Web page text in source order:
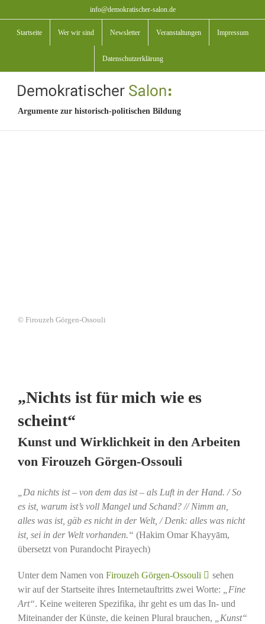
Inhalt
springen
info@demokratischer-salon.de
Startseite Wer wir sind Newsletter Veranstaltungen Impressum
Datenschutzerklärung
Argumente zur historisch-politischen Bildung
© Firouzeh Görgen-Ossouli
„Nichts ist für mich wie es
scheint“
Kunst und Wirklichkeit in den Arbeiten
von Firouzeh Görgen-Ossouli
„Da nichts ist – von dem das ist – als Luft in der Hand. / So
es ist, warum ist’s voll Mangel und Schand? // Nimm an,
alles was ist, gäb es nicht in der Welt, / Denk: alles was nicht
ist, sei in der Welt vorhanden.“ (Hakim Omar Khayyām,
übersetzt von Purandocht Pirayech)
Unter dem Namen von Firouzeh Görgen-Ossouli
sehen
wir auf der Startseite ihres Internetauftritts zwei Worte: „Fine
Art“. Keine weiteren Spezifika, ihr geht es um das In- und
Miteinander der Künste, die keinen Plural brauchen, „Kunst“